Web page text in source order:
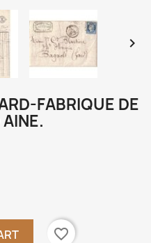

FABRIQUE DE
favorite_border